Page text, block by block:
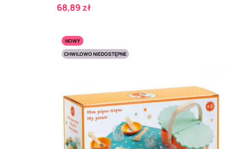
Cena
68,89 zł
NOWY
CHWILOWO NIEDOSTĘPNE